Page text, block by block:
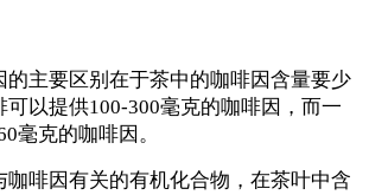
的主要区别在于茶中的咖啡因含量要少
以提供100-300毫克的咖啡因，而一
毫克的咖啡因。
咖啡因有关的有机化合物，在茶叶中含